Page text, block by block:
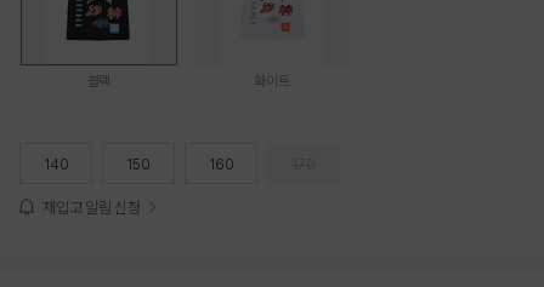
블랙 화이트
140 150 160
재입고 알림 신청